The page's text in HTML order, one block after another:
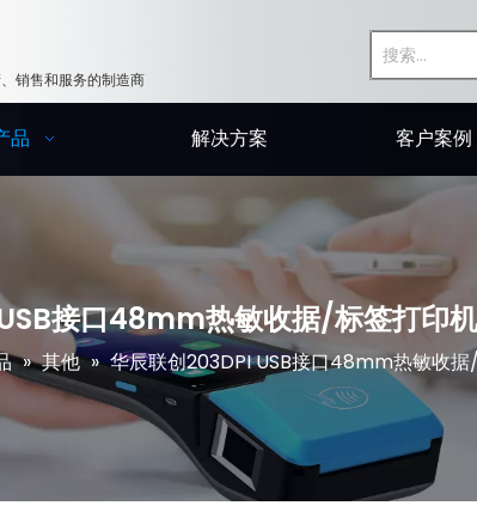
销售和服务的制造商
品 解决方案 客户案例
接口48mm热敏收据/标签打印
» 其他 » 华辰联创203DPI USB接口48mm热敏收